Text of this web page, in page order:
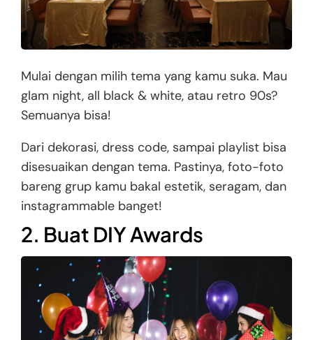
Mulai dengan milih tema yang kamu suka. Mau
glam night, all black & white, atau retro 90s?
Semuanya bisa!
Dari dekorasi, dress code, sampai playlist bisa
disesuaikan dengan tema. Pastinya, foto-foto
bareng grup kamu bakal estetik, seragam, dan
instagrammable banget!
2. Buat DIY Awards